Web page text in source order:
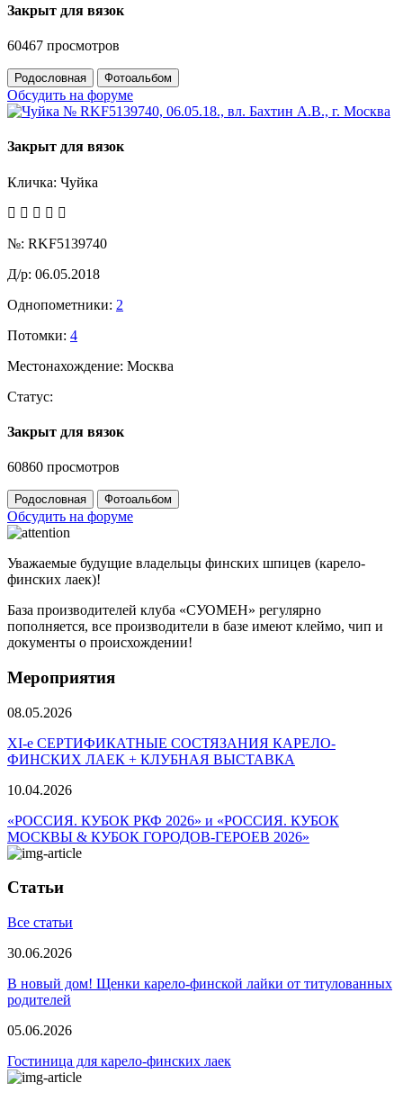
Закрыт для вязок
60467 просмотров
Родословная Фотоальбом
Обсудить на форуме
Закрыт для вязок
Кличка: Чуйка
№: RKF5139740
Д/р: 06.05.2018
Однопометники: 2
Потомки: 4
Местонахождение: Москва
Статус:
Закрыт для вязок
60860 просмотров
Родословная Фотоальбом
Обсудить на форуме
Уважаемые будущие владельцы финских шпицев (карело-
финских лаек)!
База производителей клуба «СУОМЕН» регулярно
пополняется, все производители в базе имеют клеймо, чип и
документы о происхождении!
Мероприятия
08.05.2026
ХI-е СЕРТИФИКАТНЫЕ СОСТЯЗАНИЯ КАРЕЛО-
ФИНСКИХ ЛАЕК + КЛУБНАЯ ВЫСТАВКА
10.04.2026
«РОССИЯ. КУБОК РКФ 2026» и «РОССИЯ. КУБОК
МОСКВЫ & КУБОК ГОРОДОВ-ГЕРОЕВ 2026»
Статьи
Все статьи
30.06.2026
В новый дом! Щенки карело-финской лайки от титулованных
родителей
05.06.2026
Гостиница для карело-финских лаек